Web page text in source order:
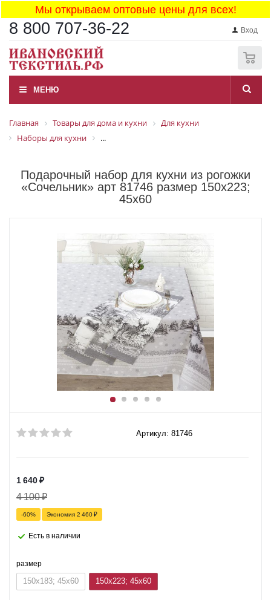
Мы открываем оптовые цены для всех!
8 800 707-36-22 Вход
МЕНЮ
Главная Товары для дома и кухни
Для кухни
Наборы для кухни
...
Подарочный набор для кухни из рогожки
«Сочельник» арт 81746 размер 150x223;
45x60
Артикул: 81746
1 640₽
4 100₽
-60% Экономия 2 460₽
Есть в наличии
размер
150x183; 45x60 150x223; 45x60